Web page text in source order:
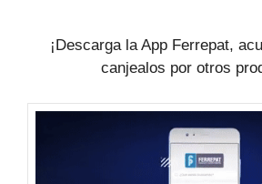
¡Descarga la App Ferrepat,
canjealos por otros